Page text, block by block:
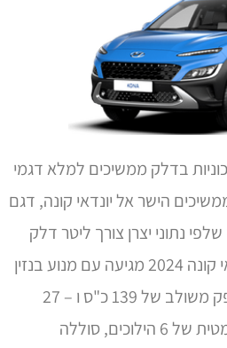
בדלק ממשיכים למלא דגמי
הישר אל יונדאי קונה, דגם
נתוני יצרן צורך ליטר דלק
אחד לכל 25.6 ק"מ. יונדאי קונה 2024 מגיעה עם מנוע בנזין
1.6 ל' ומנוע חשמלי בהספק משולב של 139 כ"ס ו – 27
קג"מ, תיבת הילוכים אוטומטית של 6 הילוכים, סוללה